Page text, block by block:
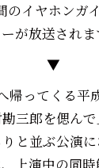
のイヤホンガ
が放送されま
▼
帰ってくる平
三郎を偲ん
と並ぶ公演